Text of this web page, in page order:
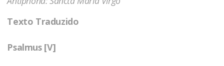
Texto Traduzido
Psalmus [V]